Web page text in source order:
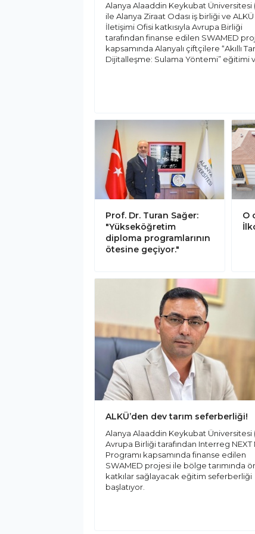
Alanya Alaaddin Keykubat Üniversitesi
ile Alanya Ziraat Odası iş birliği ve
İletişimi Ofisi katkısıyla Avrupa Birliği
tarafından finanse edilen SWAMED
kapsamında Alanyalı çiftçilere “Akıllı
Dijitalleşme: Sulama Yöntemi” eğitimi
Prof. Dr. Turan Sağer:
"Yükseköğretim
diploma programlarının
ötesine geçiyor."
O
ALKÜ’den dev tarım seferberliği!
Alanya Alaaddin Keykubat Üniversitesi
Avrupa Birliği tarafından Interreg NEXT
Programı kapsamında finanse edilen
SWAMED projesi ile bölge tarımında
katkılar sağlayacak eğitim seferberliği
başlatıyor.